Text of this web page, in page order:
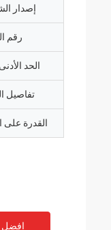
إصدار
رقم
الحد
تفاصيل
القدرة
افضل